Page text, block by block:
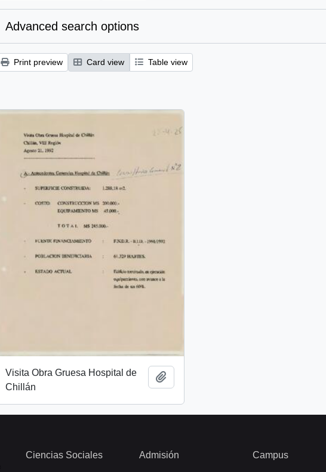
Advanced search options
Print preview Card view Table view
Visita Obra Gruesa Hospital de
Chillán
Ciencias Sociales Admisión Campus